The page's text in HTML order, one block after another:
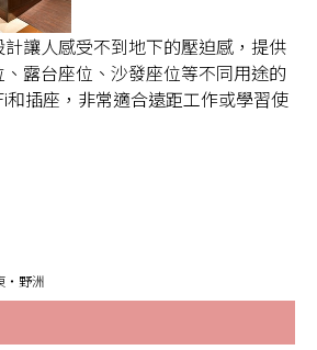
讓人感受不到地下的壓迫感，提供
露台座位、沙發座位等不同用途的
和插座，非常適合遠距工作或學習使
・野洲